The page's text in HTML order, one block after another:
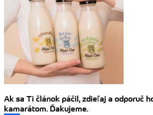
Ak sa Ti článok páčil, zdieľaj a odporuč
kamarátom. Ďakujeme.